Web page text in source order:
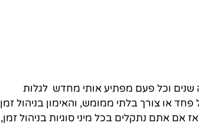
וכל פעם מפתיע אותי מחדש  לגלות
או צורך בלתי ממומש, והאימון בניהול זמן
אתם נתקלים בכל מיני סוגיות בניהול זמן,